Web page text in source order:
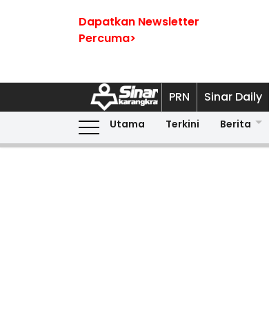
Dapatkan Newsletter
Percuma>
PRN Sinar Daily
Utama Terkini Berita